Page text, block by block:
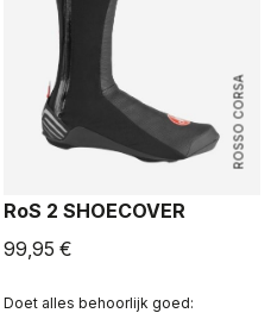
ROSSO CORSA
RoS 2 SHOECOVER
99,95 €
Doet alles behoorlijk goed: